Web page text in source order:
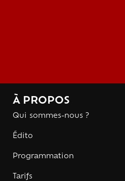
À PROPOS
Qui sommes-nous ?
Édito
Programmation
Tarifs